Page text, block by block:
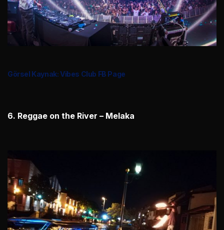
Görsel Kaynak: Vibes Club FB Page
6. Reggae on the River – Melaka